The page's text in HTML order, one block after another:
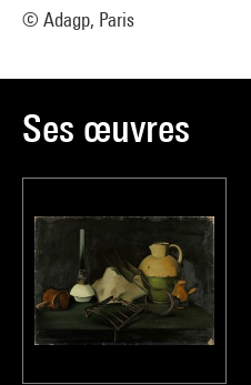
© Adagp, Paris
Ses œuvres